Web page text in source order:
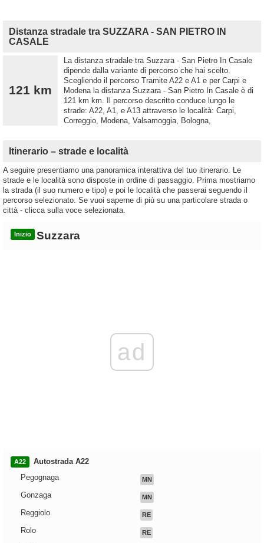
Distanza stradale tra SUZZARA - SAN PIETRO IN
CASALE
121 km
La distanza stradale tra Suzzara - San Pietro In Casale
dipende dalla variante di percorso che hai scelto.
Scegliendo il percorso Tramite A22 e A1 e per Carpi e
Modena la distanza Suzzara - San Pietro In Casale è di
121 km km. Il percorso descritto conduce lungo le
strade: A22, A1, e A13 attraverso le località: Carpi,
Correggio, Modena, Valsamoggia, Bologna,
Itinerario – strade e località
A seguire presentiamo una panoramica interattiva del tuo itinerario. Le
strade e le località sono disposte in ordine di passaggio. Prima mostriamo
la strada (il suo numero e tipo) e poi le località che passerai seguendo il
percorso selezionato. Se vuoi saperne di più su una particolare strada o
città - clicca sulla voce selezionata.
Inizio Suzzara
ad
A22
Autostrada A22
Pegognaga
MN
Gonzaga MN
Reggiolo RE
Rolo RE